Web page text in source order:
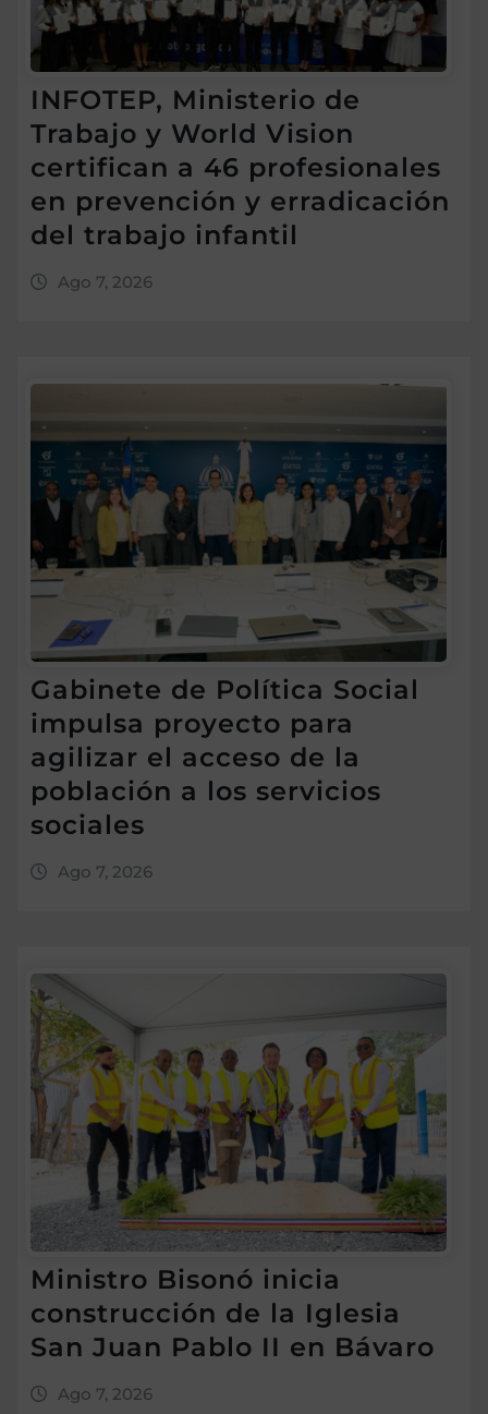
INFOTEP, Ministerio de
Trabajo y World Vision
certifican a 46 profesionales
en prevención y erradicación
del trabajo infantil
Ago 7, 2026
Gabinete de Política Social
impulsa proyecto para
agilizar el acceso de la
población a los servicios
sociales
Ago 7, 2026
Ministro Bisonó inicia
construcción de la Iglesia
San Juan Pablo II en Bávaro
Ago 7, 2026